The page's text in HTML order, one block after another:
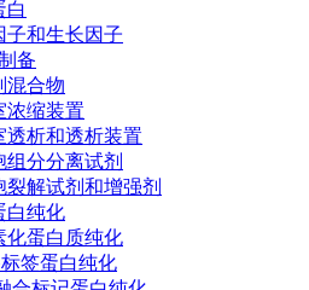
白
子和生长因子
备
混合物
浓缩装置
透析和透析装置
组分分离试剂
裂解试剂和增强剂
白纯化
化蛋白质纯化
签蛋白纯化